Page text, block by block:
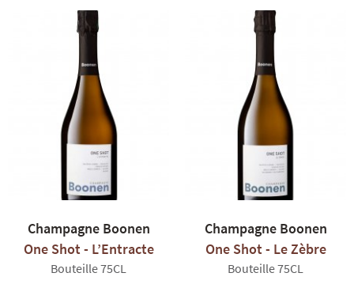
Champagne Boonen
One Shot - L’Entracte
Bouteille 75CL
Champagne Boonen
One Shot - Le Zèbre
Bouteille 75CL